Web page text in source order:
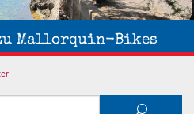
Mallorquin-Bikes